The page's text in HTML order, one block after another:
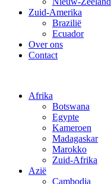
Zuid-Amerika
Brazilië
Ecuador
Over ons
Contact
Afrika
Botswana
Egypte
Kameroen
Madagaskar
Marokko
Zuid-Afrika
Azië
Cambodja